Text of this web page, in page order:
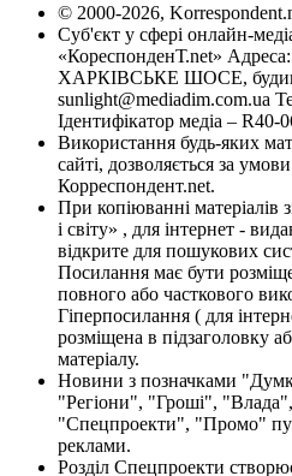
© 2000-2026,
Суб'єкт у сфері онлайн-
«КореспонденТ.net»
ХАРКІВСЬКЕ ШОСЕ,
sunlight@mediadim.com.ua
Ідентифікатор медіа – R40-
Використання будь-яких
сайті, дозволяється за
Корреспондент.net.
При копіюванні матеріалів
і світу» , для інтернет -
відкрите для пошукових
Посилання має бути
повного або часткового
Гіперпосилання ( для
розміщена в підзаголовку
матеріалу.
Новини з позначками
"Регіони", "Гроші",
"Спецпроекти", "Промо"
реклами.
Розділ Спецпроекти